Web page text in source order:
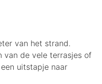
van het strand.
van de vele terrasjes of
uitstapje naar